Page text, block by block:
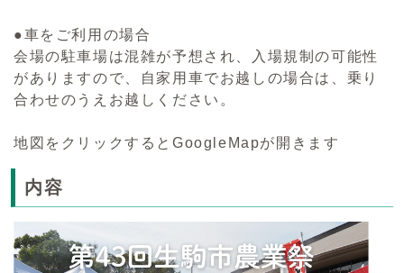
●車をご利用の場合
会場の駐車場は混雑が予想され、入場規制の可能性
がありますので、自家用車でお越しの場合は、乗り
合わせのうえお越しください。
地図をクリックするとGoogleMapが開きます
内容